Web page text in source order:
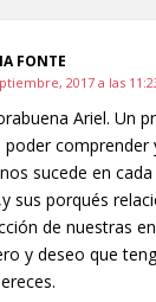
FONTE
2017 a las
Ariel. Un
poder comprender
sucede en
sus porqués
de nuestras
y deseo que